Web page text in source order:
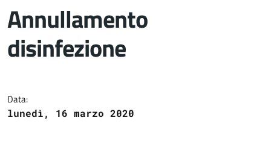
Annullamento
disinfezione
Data:
lunedì, 16 marzo 2020